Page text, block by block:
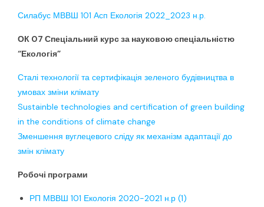
Силабус МВВШ 101 Асп Екологія 2022_2023 н.р.
ОК 07 Спеціальний курс за науковою спеціальністю
“Екологія”
Сталі технології та сертифікація зеленого будівництва в
умовах зміни клімату
Sustainble technologies and certification of green building
in the conditions of climate change
Зменшення вуглецевого сліду як механізм адаптації до
змін клімату
Робочі програми
РП МВВШ 101 Екологія 2020-2021 н.р (1)